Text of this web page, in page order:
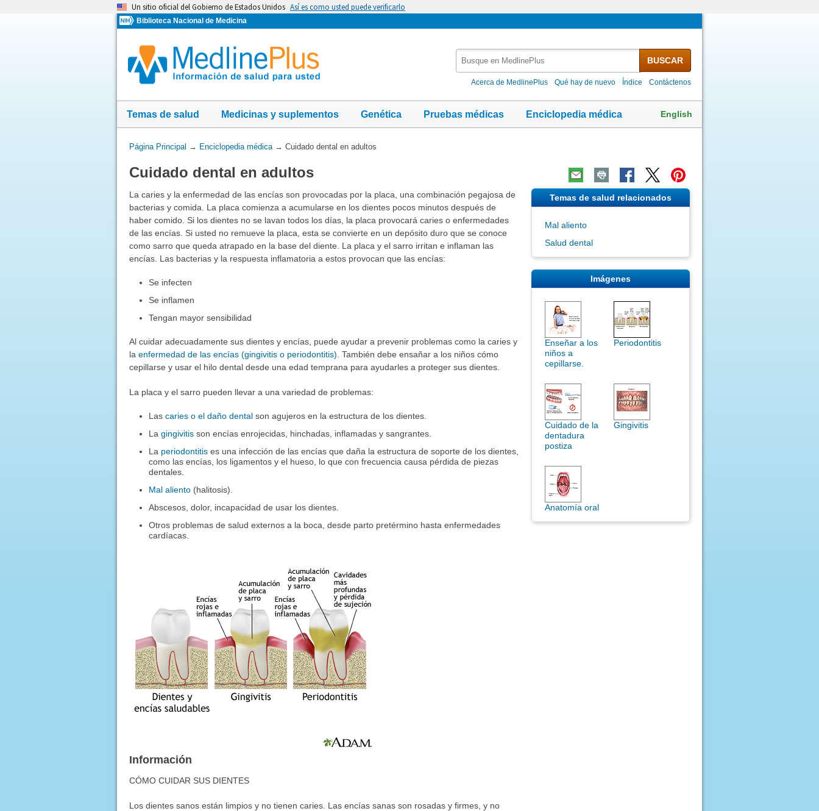
Un sitio oficial del Gobierno de Estados Unidos Así es como usted puede verificarlo
Biblioteca Nacional de Medicina
MedlinePlus
BUSCAR
Acerca de MedlinePlus Qué hay de nuevo Índice Contáctenos
Temas de salud Medicinas y suplementos Genética Pruebas médicas Enciclopedia médica English
Usted
aquí:
Página Principal → Enciclopedia médica→ Cuidado dental en adultos
Cuidado dental en adultos
La caries y la enfermedad de las encías son provocadas por la placa, una combinación pegajosa de
bacterias y comida. La placa comienza a acumularse en los dientes pocos minutos después de
haber comido. Si los dientes no se lavan todos los días, la placa provocará caries o enfermedades
de las encías. Si usted no remueve la placa, esta se convierte en un depósito duro que se conoce
como sarro que queda atrapado en la base del diente. La placa y el sarro irritan e inflaman las
encías. Las bacterias y la respuesta inflamatoria a estos provocan que las encías:
Se infecten
Se inflamen
Tengan mayor sensibilidad
Al cuidar adecuadamente sus dientes y encías, puede ayudar a prevenir problemas como la caries y
la enfermedad de las encías (gingivitis o periodontitis) . También debe ensañar a los niños cómo
cepillarse y usar el hilo dental desde una edad temprana para ayudarles a proteger sus dientes.
La placa y el sarro pueden llevar a una variedad de problemas:
Lascaries o el daño dental son agujeros en la estructura de los dientes.
Lagingivitis son encías enrojecidas, hinchadas, inflamadas y sangrantes.
La periodontitis es una infección de las encías que daña la estructura de soporte de los dientes,
como las encías, los ligamentos y el hueso, lo que con frecuencia causa pérdida de piezas
dentales.
Mal aliento (halitosis).
Abscesos, dolor, incapacidad de usar los dientes.
Otros problemas de salud externos a la boca, desde parto pretérmino hasta enfermedades
cardíacas.
Información
CÓMO CUIDAR SUS DIENTES
Los dientes sanos están limpios y no tienen caries. Las encías sanas son rosadas y firmes, y no
Temas de salud relacionados
Mal aliento
Salud dental
Imágenes
Enseñar a los
niños a
cepillarse.
Periodontitis
Cuidado de la
dentadura
postiza
Gingivitis
Anatomía oral